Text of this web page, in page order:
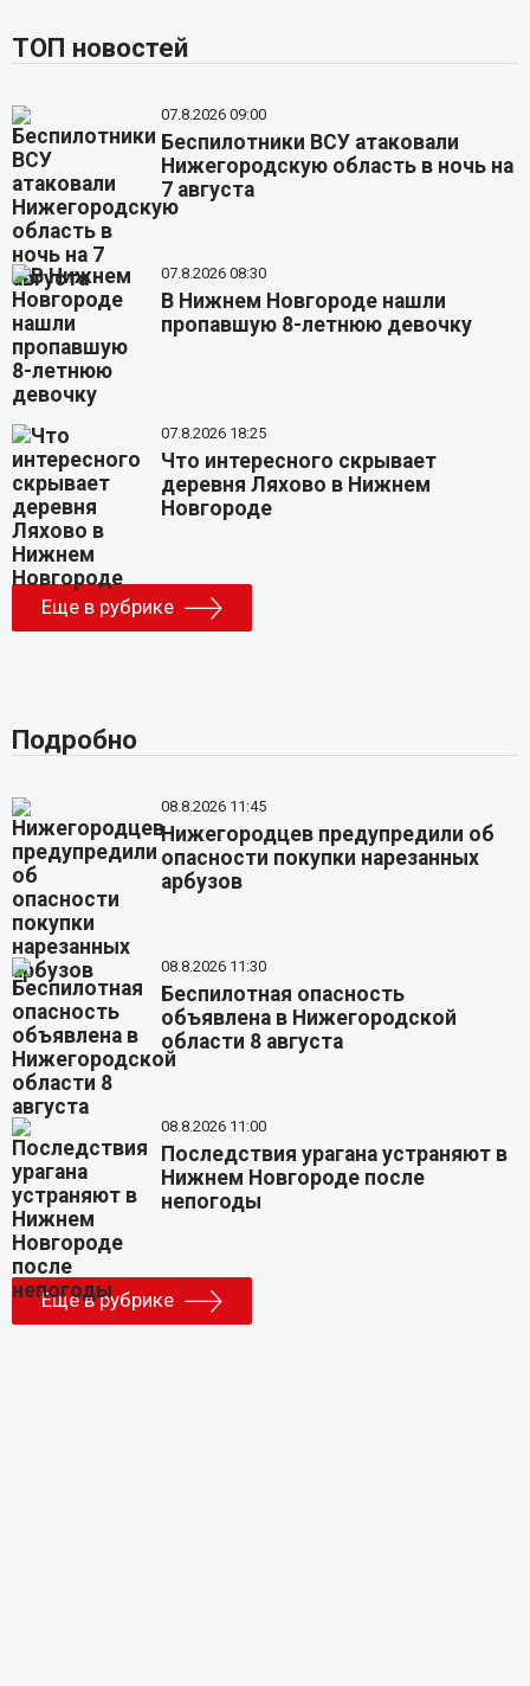
ТОП новостей
07.8.2026 09:00
Беспилотники ВСУ атаковали
Нижегородскую область в ночь на
7 августа
07.8.2026 08:30
В Нижнем Новгороде нашли
пропавшую 8-летнюю девочку
07.8.2026 18:25
Что интересного скрывает
деревня Ляхово в Нижнем
Новгороде
Еще в рубрике
Подробно
08.8.2026 11:45
Нижегородцев предупредили об
опасности покупки нарезанных
арбузов
08.8.2026 11:30
Беспилотная опасность
объявлена в Нижегородской
области 8 августа
08.8.2026 11:00
Последствия урагана устраняют в
Нижнем Новгороде после
непогоды
Еще в рубрике